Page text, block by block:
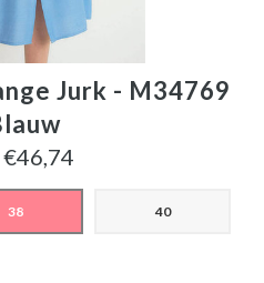
Jurk - M34769
€46,74
38 40